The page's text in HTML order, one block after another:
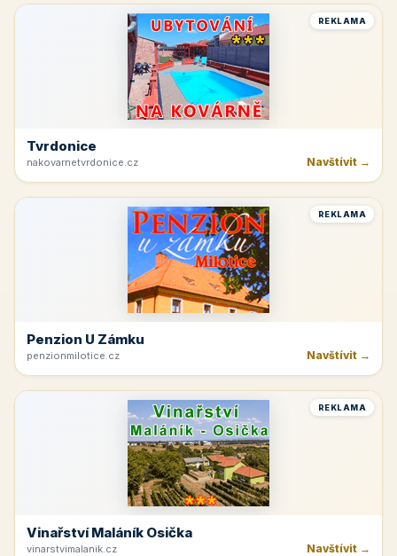
REKLAMA
Tvrdonice
nakovarnetvrdonice.cz Navštívit →
REKLAMA
Penzion U Zámku
penzionmilotice.cz Navštívit →
REKLAMA
Vinařství Maláník Osička
vinarstvimalanik.cz Navštívit →